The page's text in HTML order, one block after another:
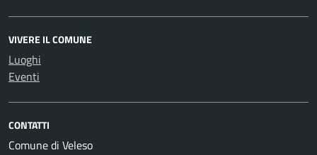
VIVERE IL COMUNE
Luoghi
Eventi
CONTATTI
Comune di Veleso